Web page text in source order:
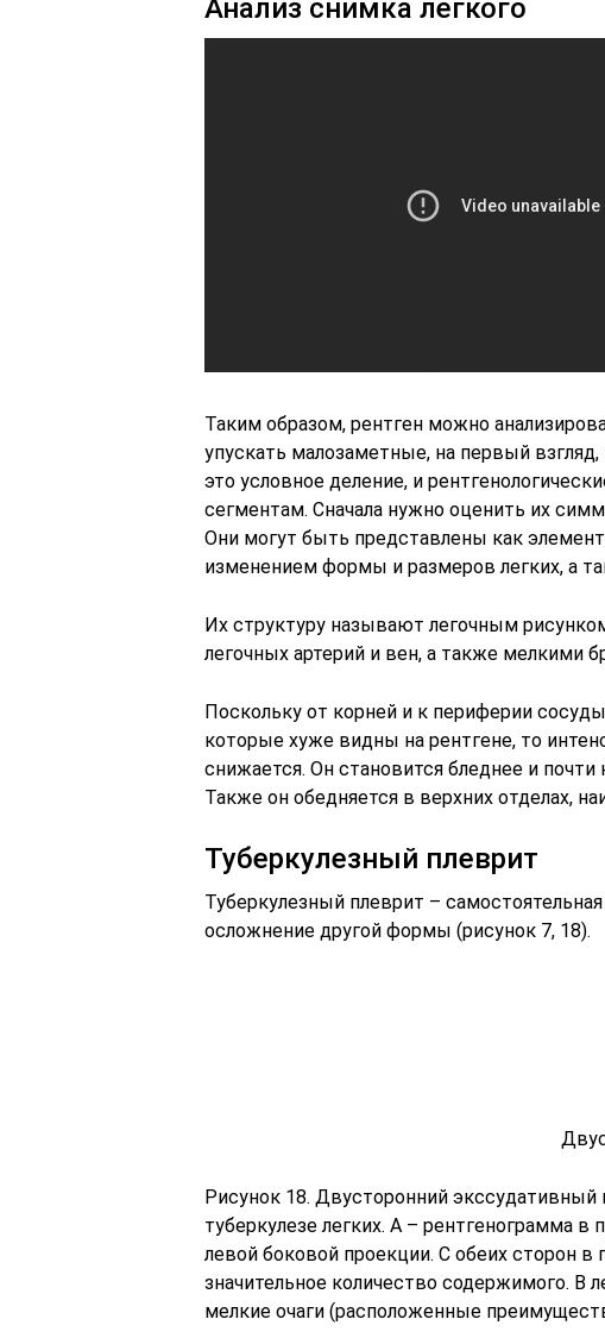
Анализ снимка легкого
Таким образом, рентген можно
упускать малозаметные, на первый
это условное деление, и
сегментам. Сначала нужно оценить их
Они могут быть представлены как
изменением формы и размеров легких, а
Их структуру называют легочным
легочных артерий и вен, а также мелкими
Поскольку от корней и к периферии
которые хуже видны на рентгене, то
снижается. Он становится бледнее и почти
Также он обедняется в верхних отделах,
Туберкулезный плеврит
Туберкулезный плеврит –
осложнение другой формы (рисунок 7, 18).
Рисунок 18. Двусторонний
туберкулезе легких. А – рентгенограмма
левой боковой проекции. С обеих сторон в
значительное количество содержимого.
мелкие очаги (расположенные